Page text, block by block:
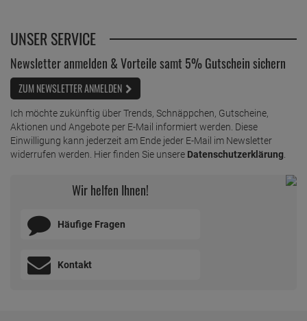
UNSER SERVICE
Newsletter anmelden & Vorteile samt 5% Gutschein sichern
ZUM NEWSLETTER ANMELDEN
Ich möchte zukünftig über Trends, Schnäppchen, Gutscheine,
Aktionen und Angebote per E-Mail informiert werden. Diese
Einwilligung kann jederzeit am Ende jeder E-Mail im Newsletter
widerrufen werden. Hier finden Sie unsere Datenschutzerklärung.
Wir helfen Ihnen!
Häufige Fragen
Kontakt